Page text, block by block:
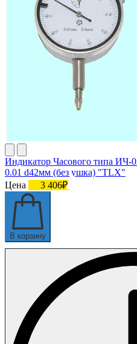
Индикатор Часового типа ИЧ-
0.01 d42мм (без ушка) "TLX"
Цена
3 406₽
В корзину